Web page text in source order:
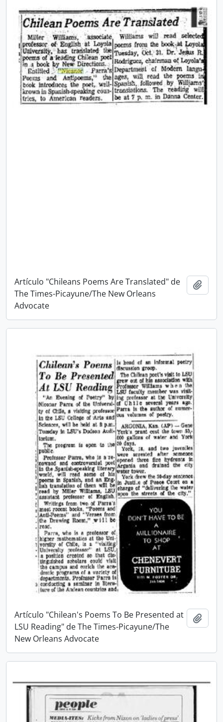
Artículo "Chileans Poems Are Translated" de
The Times-Picayune/The New Orleans
Advocate
Artículo "Chilean's Poems To Be Presented at
LSU Reading" de The Times-Picayune/The
New Orleans Advocate